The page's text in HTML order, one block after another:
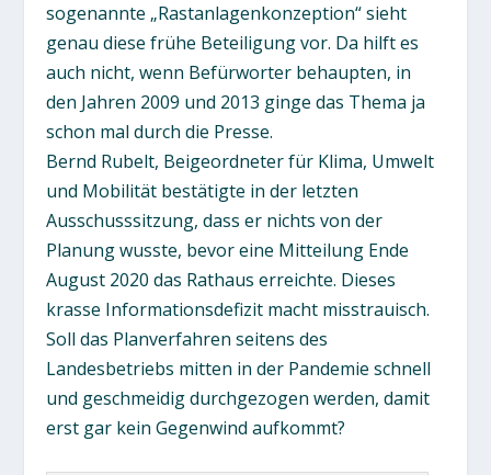
sogenannte „Rastanlagenkonzeption“ sieht
genau diese frühe Beteiligung vor. Da hilft es
auch nicht, wenn Befürworter behaupten, in
den Jahren 2009 und 2013 ginge das Thema ja
schon mal durch die Presse.
Bernd Rubelt, Beigeordneter für Klima, Umwelt
und Mobilität bestätigte in der letzten
Ausschusssitzung, dass er nichts von der
Planung wusste, bevor eine Mitteilung Ende
August 2020 das Rathaus erreichte. Dieses
krasse Informationsdefizit macht misstrauisch.
Soll das Planverfahren seitens des
Landesbetriebs mitten in der Pandemie schnell
und geschmeidig durchgezogen werden, damit
erst gar kein Gegenwind aufkommt?